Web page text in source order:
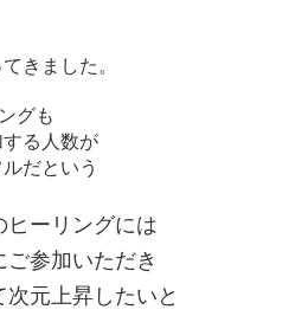
きました。
グも
る人数が
だという
ヒーリングには
参加いただき
元上昇したいと